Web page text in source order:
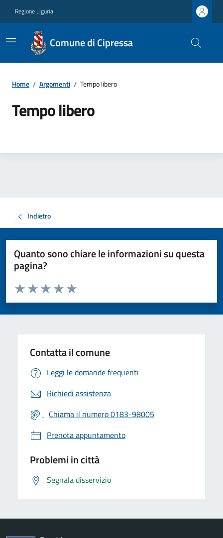
Regione Liguria
Comune di Cipressa
Home / Argomenti / Tempo libero
Tempo libero
Indietro
Quanto sono chiare le informazioni su questa
pagina?
Valuta da 1 a 5 stelle la pagina
Valuta 5 stelle su 5
Valuta 4 stelle su 5
Valuta 3 stelle su 5
Valuta 2 stelle su 5
Valuta 1 stelle su 5
Contatta il comune
Leggi le domande frequenti
Richiedi assistenza
Chiama il numero 0183-98005
Prenota appuntamento
Problemi in città
Segnala disservizio